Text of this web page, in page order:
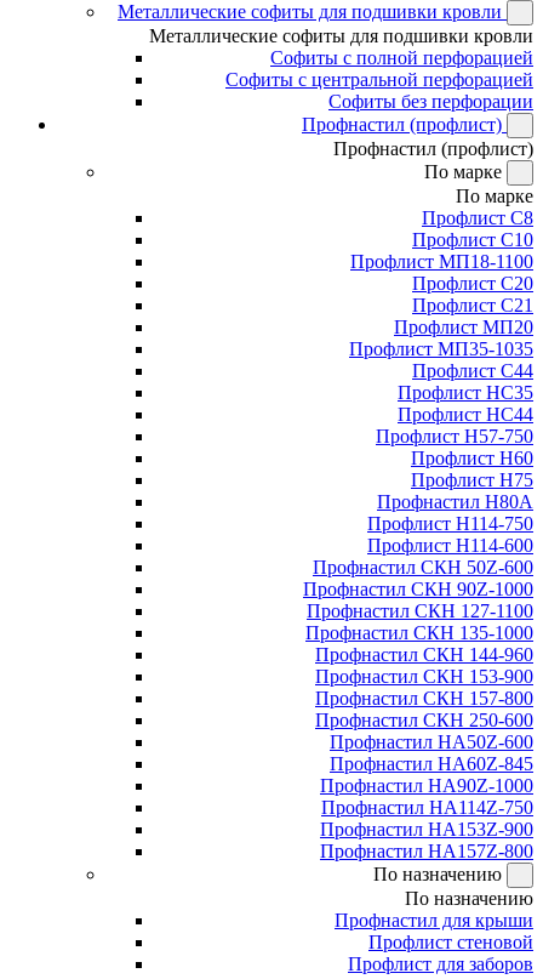
Металлические софиты для подшивки кровли
Металлические софиты для подшивки кровли
Софиты с полной перфорацией
Софиты с центральной перфорацией
Софиты без перфорации
Профнастил (профлист)
Профнастил (профлист)
По марке
По марке
Профлист С8
Профлист С10
Профлист МП18-1100
Профлист С20
Профлист С21
Профлист МП20
Профлист МП35-1035
Профлист С44
Профлист НС35
Профлист НС44
Профлист Н57-750
Профлист Н60
Профлист Н75
Профнастил Н80А
Профлист Н114-750
Профлист Н114-600
Профнастил СКН 50Z-600
Профнастил СКН 90Z-1000
Профнастил СКН 127-1100
Профнастил СКН 135-1000
Профнастил СКН 144-960
Профнастил СКН 153-900
Профнастил СКН 157-800
Профнастил СКН 250-600
Профнастил НА50Z-600
Профнастил НА60Z-845
Профнастил НА90Z-1000
Профнастил НА114Z-750
Профнастил НА153Z-900
Профнастил НА157Z-800
По назначению
По назначению
Профнастил для крыши
Профлист стеновой
Профлист для заборов